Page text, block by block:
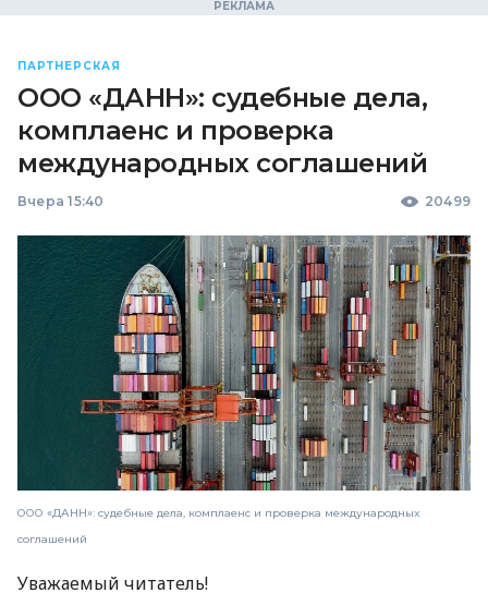
ПАРТНЕРСКАЯ
ООО «ДАНН»: судебные дела,
комплаенс и проверка
международных соглашений
Вчера 15:40 20499
ООО «ДАНН»: судебные дела, комплаенс и проверка международных
соглашений
Уважаемый читатель!